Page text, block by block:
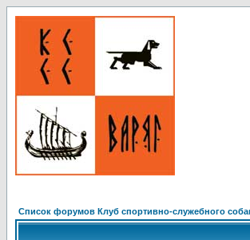
Список форумов Клуб спортивно-служебного